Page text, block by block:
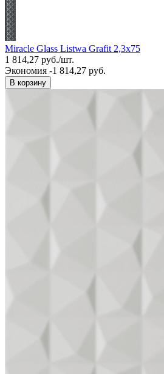
Miracle Glass Listwa Grafit 2,3x75
1 814,27 руб./шт.
Экономия -1 814,27 руб.
В корзину